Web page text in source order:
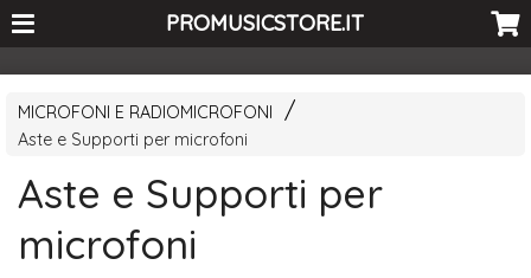
<-- Curio's GSC -->PROMUSICSTORE.IT
MICROFONI E RADIOMICROFONI
Aste e Supporti per microfoni
Aste e Supporti per
microfoni